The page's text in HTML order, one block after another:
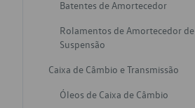
Batentes de Amortecedor
Rolamentos de Amortecedor de
Suspensão
Caixa de Câmbio e Transmissão
Óleos de Caixa de Câmbio